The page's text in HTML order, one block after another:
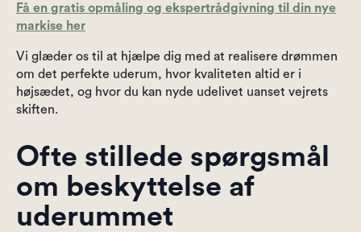
Få en gratis opmåling og ekspertrådgivning til din nye
markise her
Vi glæder os til at hjælpe dig med at realisere drømmen
om det perfekte uderum, hvor kvaliteten altid er i
højsædet, og hvor du kan nyde udelivet uanset vejrets
skiften.
Ofte stillede spørgsmål
om beskyttelse af
uderummet